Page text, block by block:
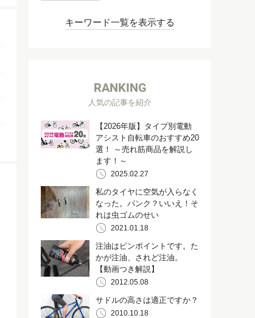
キーワード一覧を表示する
RANKING
人気の記事を紹介
【2026年版】タイプ別電動
アシスト自転車のおすすめ20
選！ ～売れ筋商品を解説し
ます！～
2025.02.27
私のタイヤに空気が入らなく
なった。パンク？いいえ！そ
れは虫ゴムのせい
2021.01.18
注油はピンポイントです。た
かが注油、されど注油。
【動画つき解説】
2012.05.08
サドルの高さは適正ですか？
2010.10.18